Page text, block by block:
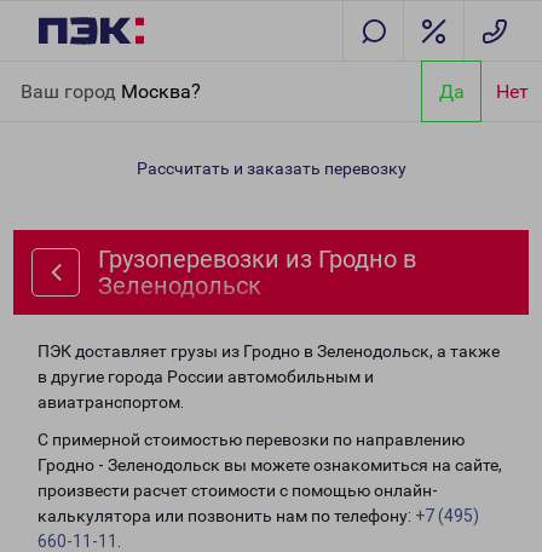
Ваш город Москва? Да Нет
Зеленодольск
Рассчитать и заказать перевозку
Грузоперевозки из Гродно в
Зеленодольск
ПЭК доставляет грузы из Гродно в Зеленодольск, а также
в другие города России автомобильным и
авиатранспортом.
С примерной стоимостью перевозки по направлению
Гродно - Зеленодольск вы можете ознакомиться на сайте,
произвести расчет стоимости с помощью онлайн-
калькулятора или позвонить нам по телефону: +7 (495)
660-11-11